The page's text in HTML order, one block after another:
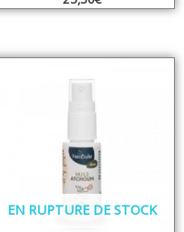
EN RUPTURE DE STOCK